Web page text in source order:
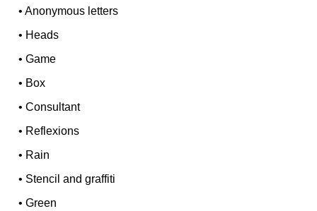
•Anonymous letters
• Heads
•Game
• Box
•Consultant
• Reflexions
• Rain
• Stencil and graffiti
•Green